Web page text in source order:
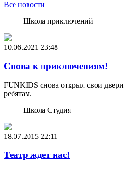
Все новости
Школа приключений
10.06.2021 23:48
Снова к приключениям!
FUNKIDS снова открыл свои
ребятам.
Школа Студия
18.07.2015 22:11
Театр ждет нас!